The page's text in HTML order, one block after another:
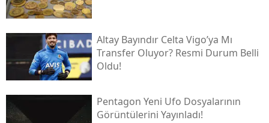
Altay Bayındır Celta Vigo’ya Mı
Transfer Oluyor? Resmi Durum Belli
Oldu!
Pentagon Yeni Ufo Dosyalarının
Görüntülerini Yayınladı!